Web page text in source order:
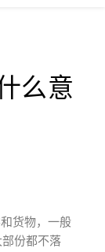
么意
货物，一般
份都不落